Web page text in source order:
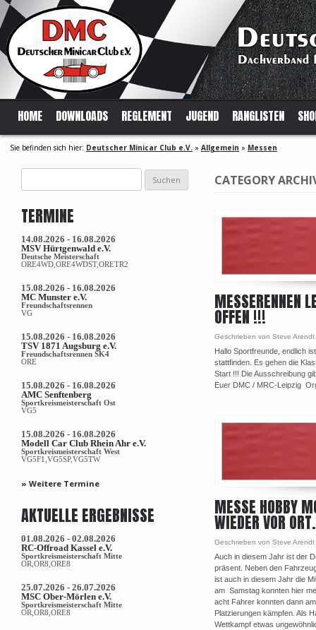
HOME DOWNLOADS REGLEMENT JUGEND RANGLISTEN
Sie befinden sich hier: Deutscher Minicar Club e.V. » Allgemein » Messen
CATEGORY
MESSERENNEN
OFFEN !!!
Geschrieben von Steve
Hallo Sportfreunde, endlich
stattfinden. Es gehen die
Start !!! Die Ausschreibung
Euer DMC / MRC-Leipzig
MESSE HOBBY
WIEDER VOR ORT.
Geschrieben von Steve
Auch in diesem Jahr ist der
präsent. Neben den
ist auch in diesem Jahr die
am Samstag konnten hier
acht Fahrer konnten dann
Platzierungen kämpfen. Als
Wettkampf etwas
nach:
TERMINE
14.08.2026 - 16.08.2026
MSV Hürtgenwald e.V.
Deutsche Meisterschaft
ORE4WD,ORE4WDST,ORETR2
15.08.2026 - 16.08.2026
MC Munster e.V.
Freundschaftsrennen
VG
15.08.2026 - 16.08.2026
TSV 1871 Augsburg e.V.
Freundschaftsrennen SK4
ORE
15.08.2026 - 16.08.2026
AMC Senftenberg
Sportkreismeisterschaft Ost
VG5
15.08.2026 - 16.08.2026
Modell Car Club Rhein Ahr e.V.
Sportkreismeisterschaft West
VG5F1,VG5SP,VG5TW
» Weitere Termine
AKTUELLE ERGEBNISSE
01.08.2026 - 02.08.2026
RC-Offroad Kassel e.V.
Sportkreismeisterschaft Mitte
OR,OR8,ORE8
25.07.2026 - 26.07.2026
MSC Ober-Mörlen e.V.
Sportkreismeisterschaft Mitte
OR,OR8,ORE8